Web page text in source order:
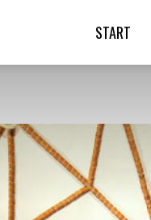
START